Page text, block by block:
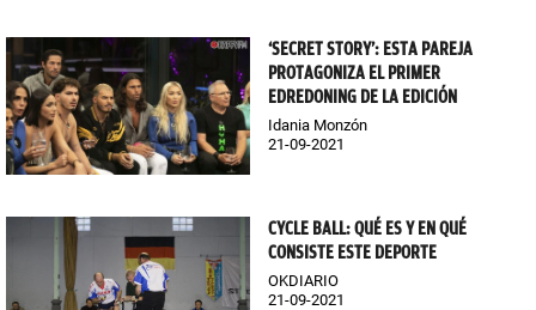
‘SECRET STORY’: ESTA PAREJA
PROTAGONIZA EL PRIMER
EDREDONING DE LA EDICIÓN
Idania Monzón
21-09-2021
CYCLE BALL: QUÉ ES Y EN QUÉ
CONSISTE ESTE DEPORTE
OKDIARIO
21-09-2021